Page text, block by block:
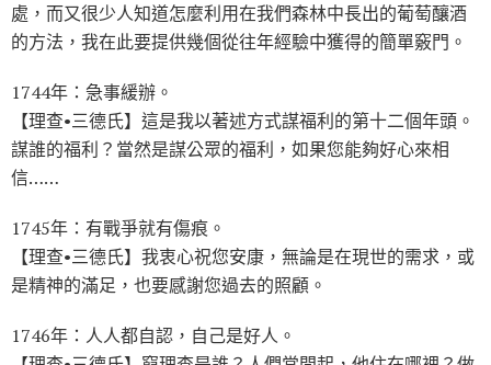
處，而又很少人知道怎麼利用在我們森林中長出的葡萄釀酒
的方法，我在此要提供幾個從往年經驗中獲得的簡單竅門。
1744年：急事緩辦。
【理查•三德氏】這是我以著述方式謀福利的第十二個年頭。
謀誰的福利？當然是謀公眾的福利，如果您能夠好心來相
信……
1745年：有戰爭就有傷痕。
【理查•三德氏】我衷心祝您安康，無論是在現世的需求，或
是精神的滿足，也要感謝您過去的照顧。
1746年：人人都自認，自己是好人。